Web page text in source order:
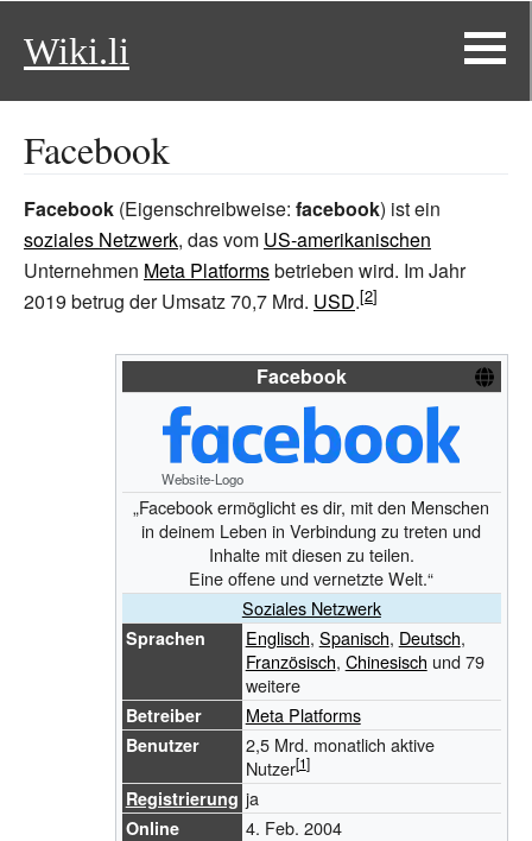
Wiki.li
Facebook
Facebook (Eigenschreibweise: facebook) ist ein
soziales Netzwerk, das vom US-amerikanischen
Unternehmen Meta Platformsbetrieben wird. Im Jahr
2019 betrug der Umsatz 70,7 Mrd. USD.
Facebook
Website-Logo
„Facebook ermöglicht es dir, mit den Menschen
in deinem Leben in Verbindung zu treten und
Inhalte mit diesen zu teilen.
Eine offene und vernetzte Welt.“
Soziales Netzwerk
Sprachen Englisch, Spanisch, Deutsch,
Französisch, Chinesisch und 79
weitere
Betreiber Meta Platforms
Benutzer
2,5 Mrd. monatlich aktive
Nutzer
Registrierung ja
Online 4. Feb. 2004